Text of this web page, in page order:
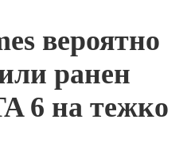
вероятно
ранен
6 на тежко